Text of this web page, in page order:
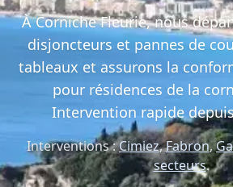
À Corniche Fleurie, nous
disjoncteurs et pannes de
tableaux et assurons la
pour résidences de la
Intervention rapide
Interventions :Cimiez,Fabron,
secteurs.